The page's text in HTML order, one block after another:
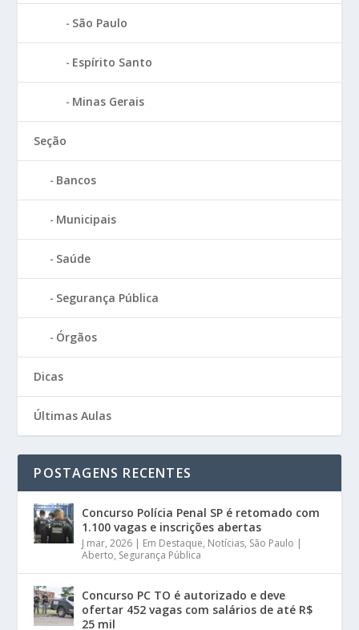
São Paulo
Espírito Santo
Minas Gerais
Seção
Bancos
Municipais
Saúde
Segurança Pública
Órgãos
Dicas
Últimas Aulas
POSTAGENS RECENTES
Concurso Polícia Penal SP é retomado com
1.100 vagas e inscrições abertas
J mar, 2026 | Em Destaque, Notícias, São Paulo |
Aberto, Segurança Pública
Concurso PC TO é autorizado e deve
ofertar 452 vagas com salários de até R$
25 mil